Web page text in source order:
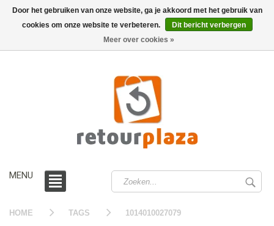
MENU
HOME TAGS 1014010027079
Door het gebruiken van onze website, ga je akkoord met het gebruik van
cookies om onze website te verbeteren.
Dit bericht verbergen
Meer over cookies »